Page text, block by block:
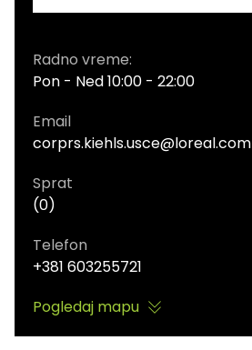
Radno vreme:
Pon - Ned 10:00 - 22:00
Email
corprs.kiehls.usce@loreal.com
Sprat
(0)
Telefon
+381 603255721
Pogledaj mapu